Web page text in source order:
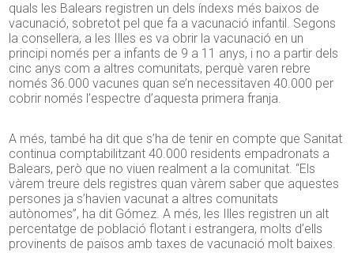
quals les Balears registren un dels índexs més baixos de
vacunació, sobretot pel que fa a vacunació infantil. Segons
la consellera, a les Illes es va obrir la vacunació en un
principi només per a infants de 9 a 11 anys, i no a partir dels
cinc anys com a altres comunitats, perquè varen rebre
només 36.000 vacunes quan se’n necessitaven 40.000 per
cobrir només l’espectre d’aquesta primera franja.
A més, també ha dit que s’ha de tenir en compte que Sanitat
continua comptabilitzant 40.000 residents empadronats a
Balears, però que no viuen realment a la comunitat. “Els
vàrem treure dels registres quan vàrem saber que aquestes
persones ja s’havien vacunat a altres comunitats
autònomes”, ha dit Gómez. A més, les Illes registren un alt
percentatge de població flotant i estrangera, molts d’ells
provinents de països amb taxes de vacunació molt baixes.